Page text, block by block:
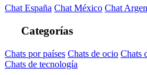
Chat España Chat México Chat
Categorías
Chats por países Chats de ocio Chats
Chats de tecnología